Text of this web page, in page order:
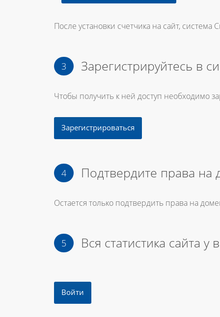
После установки счетчика на сайт, система
Зарегистрируйтесь в
Чтобы получить к ней доступ необходимо
Зарегистрироваться
Подтвердите права на
Остается только подтвердить права на
Вся статистика сайта у
Войти